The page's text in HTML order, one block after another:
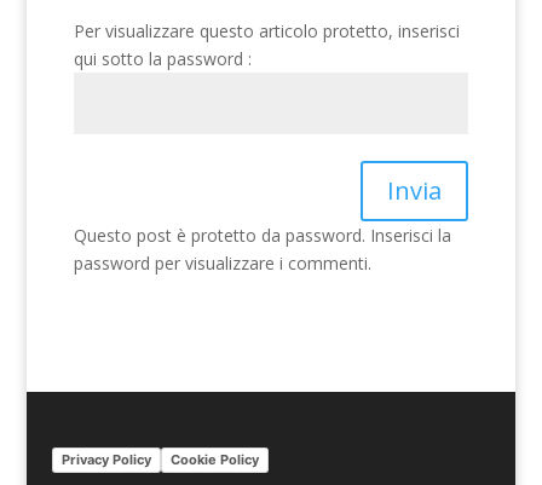
Per visualizzare questo articolo protetto, inserisci
qui sotto la password :
Invia
Questo post è protetto da password. Inserisci la
password per visualizzare i commenti.
Privacy Policy Cookie Policy